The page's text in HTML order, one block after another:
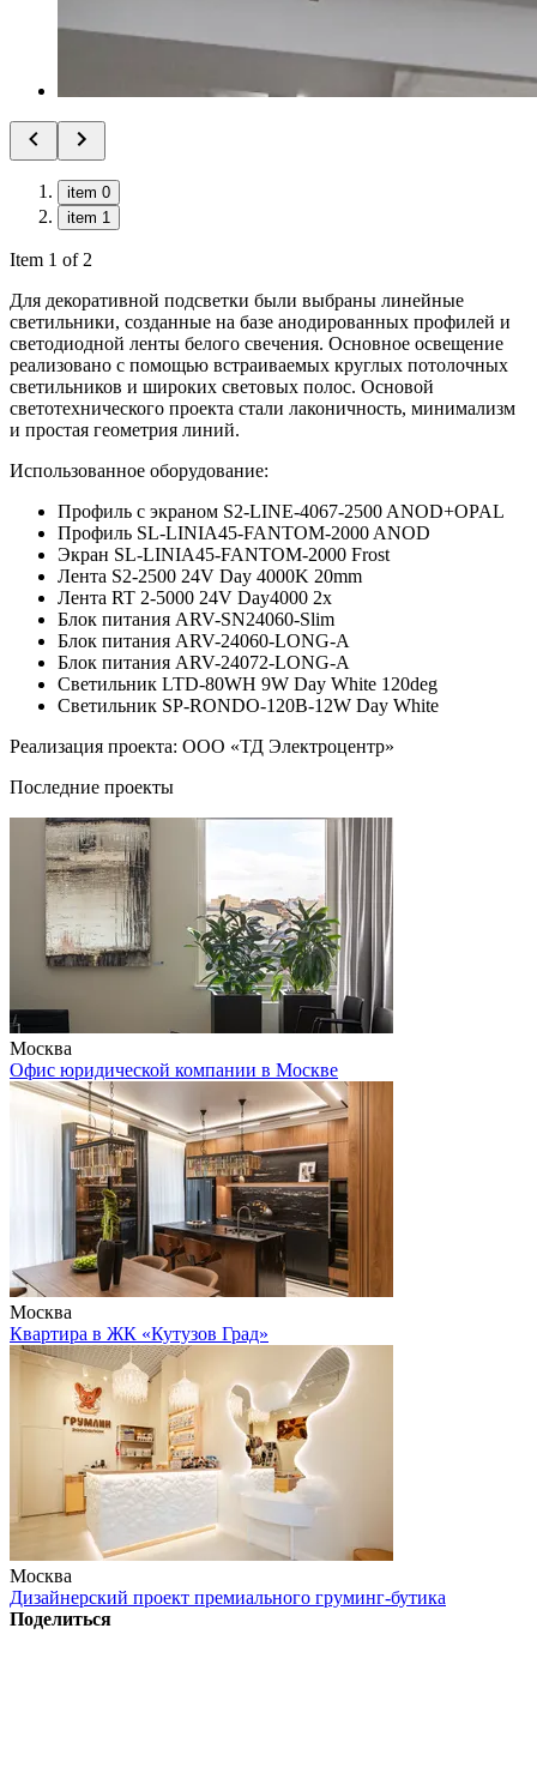
item 0
item 1
Item 1 of 2
Для декоративной подсветки были выбраны линейные
светильники, созданные на базе анодированных профилей и
светодиодной ленты белого свечения. Основное освещение
реализовано с помощью встраиваемых круглых потолочных
светильников и широких световых полос. Основой
светотехнического проекта стали лаконичность, минимализм
и простая геометрия линий.
Использованное оборудование:
Профиль с экраном S2-LINE-4067-2500 ANOD+OPAL
Профиль SL-LINIA45-FANTOM-2000 ANOD
Экран SL-LINIA45-FANTOM-2000 Frost
Лента S2-2500 24V Day 4000K 20mm
Лента RT 2-5000 24V Day4000 2x
Блок питания ARV-SN24060-Slim
Блок питания ARV-24060-LONG-A
Блок питания ARV-24072-LONG-A
Светильник LTD-80WH 9W Day White 120deg
Светильник SP-RONDO-120B-12W Day White
Реализация проекта: ООО «ТД Электроцентр»
Последние проекты
Москва
Офис юридической компании в Москве
Москва
Квартира в ЖК «Кутузов Град»
Москва
Дизайнерский проект премиального груминг-бутика
Поделиться